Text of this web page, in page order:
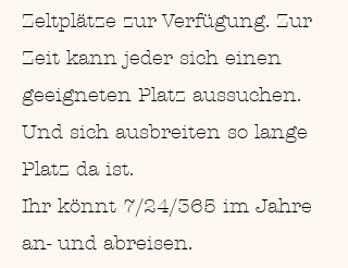
Zeltplätze zur Verfügung. Zur
Zeit kann jeder sich einen
geeigneten Platz aussuchen.
Und sich ausbreiten so lange
Platz da ist.
Ihr könnt 7/24/365 im Jahre
an- und abreisen.